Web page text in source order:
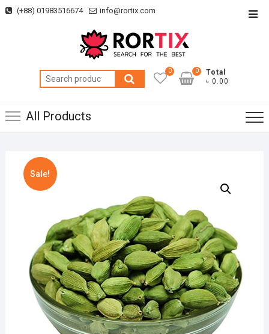
Skip (+88) 01983516674 info@rortix.com
Search
for:
0
Total
৳ 0.00
0
All Products
Sale!